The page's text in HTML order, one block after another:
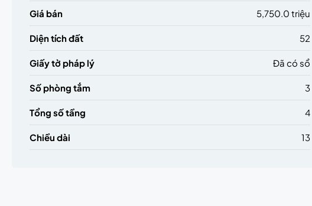
Giá bán 5,750.0 triệu
Diện tích đất 52
Giấy tờ pháp lý Đã có sổ
Số phòng tắm 3
Tổng số tầng 4
Chiều dài 13